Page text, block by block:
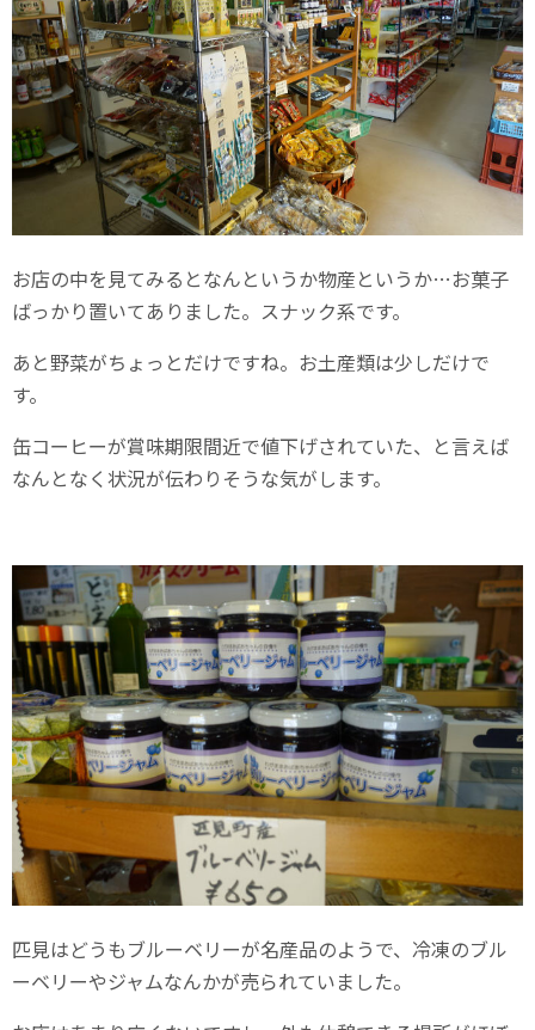
お店の中を見てみるとなんというか物産というか…お菓子
ばっかり置いてありました。スナック系です。
あと野菜がちょっとだけですね。お土産類は少しだけで
す。
缶コーヒーが賞味期限間近で値下げされていた、と言えば
なんとなく状況が伝わりそうな気がします。
匹見はどうもブルーベリーが名産品のようで、冷凍のブル
ーベリーやジャムなんかが売られていました。